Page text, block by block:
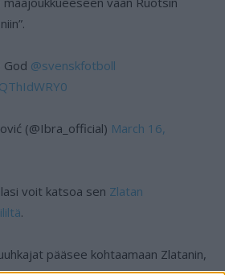
@svenskfotboll
(@Ibra_official) March 16,
voit katsoa sen Zlatan
.
pääsee kohtaamaan Zlatanin,